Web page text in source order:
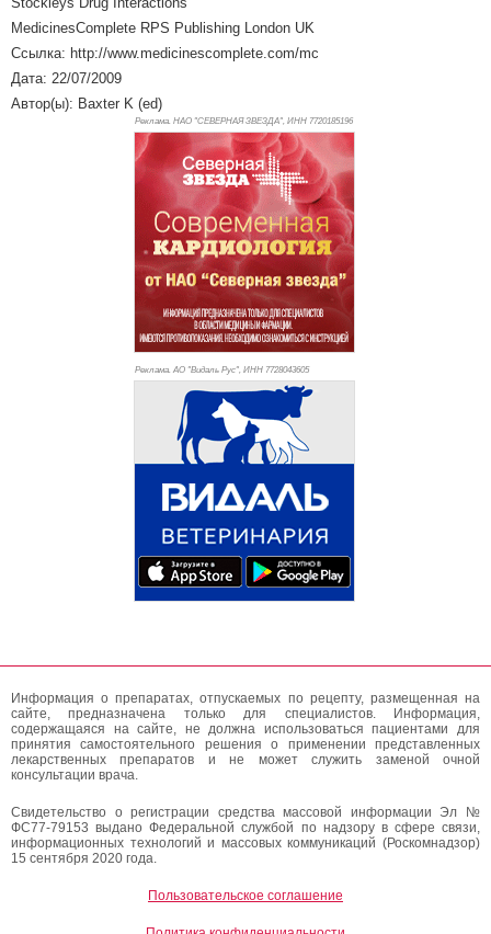
MedicinesComplete RPS Publishing London UK
Ссылка: http://www.medicinescomplete.com/mc
Дата: 22/07/2009
Автор(ы): Baxter K (ed)
Реклама. НАО "СЕВЕРНАЯ ЗВЕЗДА", ИНН 7720185196
Реклама. АО "Видаль Рус", ИНН 7728043605
Информация о препаратах, отпускаемых по рецепту, размещенная на
сайте, предназначена только для специалистов. Информация,
содержащаяся на сайте, не должна использоваться пациентами для
принятия самостоятельного решения о применении представленных
лекарственных препаратов и не может служить заменой очной
консультации врача.
Свидетельство о регистрации средства массовой информации Эл №
ФС77-79153 выдано Федеральной службой по надзору в сфере связи,
информационных технологий и массовых коммуникаций (Роскомнадзор)
15 сентября 2020 года.
Пользовательское соглашение